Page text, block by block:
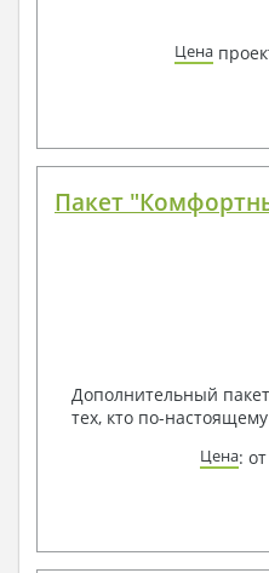
Цена
Пакет
Дополнительный
тех, кто по-
Цена: от